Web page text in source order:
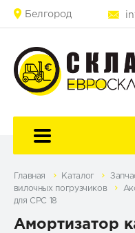
Белгород
Главная Каталог
вилочных погрузчиков
для CPC 18
Амортизатор